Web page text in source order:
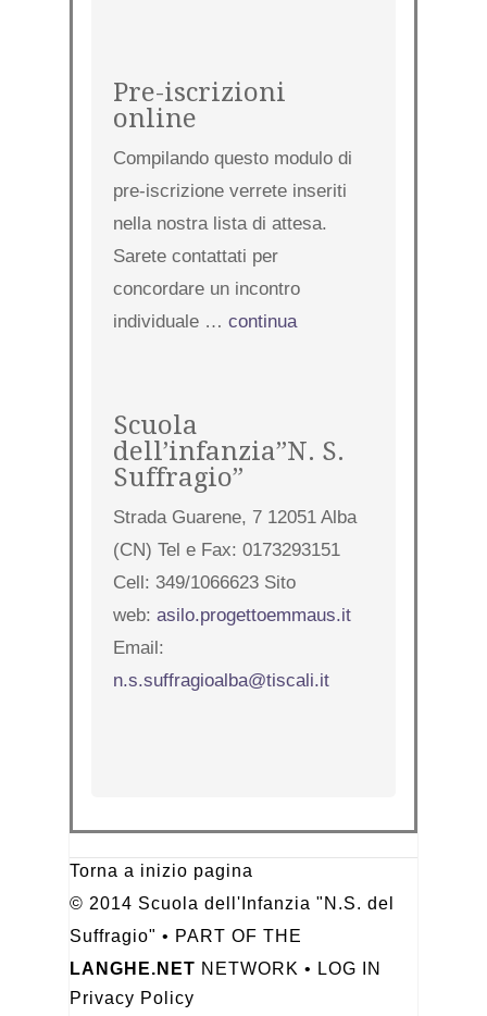
Pre-iscrizioni
online
Compilando questo modulo di
pre-iscrizione verrete inseriti
nella nostra lista di attesa.
Sarete contattati per
concordare un incontro
individuale … continua
Scuola
dell’infanzia”N. S.
Suffragio”
Strada Guarene, 7 12051 Alba
(CN) Tel e Fax: 0173293151
Cell: 349/1066623 Sito
web: asilo.progettoemmaus.it
Email:
n.s.suffragioalba@tiscali.it
Torna a inizio pagina
© 2014 Scuola dell'Infanzia "N.S. del
Suffragio" • PART OF THE
LANGHE.NET NETWORK • LOG IN
Privacy Policy